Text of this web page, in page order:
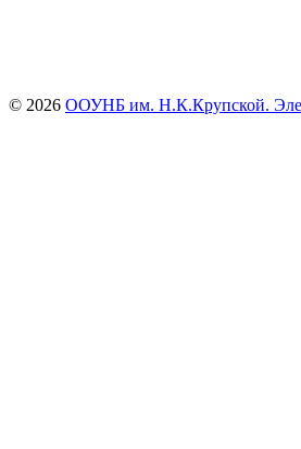
© 2026 ООУНБ им. Н.К.Крупской.